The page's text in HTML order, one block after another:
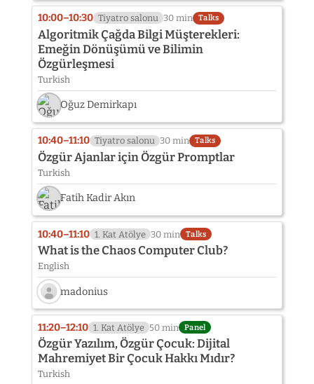
10:00–10:30 Tiyatro salonu 30 min Talks
Algoritmik Çağda Bilgi Müşterekleri:
Emeğin Dönüşümü ve Bilimin
Özgürleşmesi
Turkish
Oğuz Demirkapı
10:40–11:10 Tiyatro salonu 30 min Talks
Özgür Ajanlar için Özgür Promptlar
Turkish
Fatih Kadir Akın
10:40–11:10 1. Kat Atölye 30 min Talks
What is the Chaos Computer Club?
English
Speaker
photo
not
provided
yet:
madonius
madonius
11:20–12:10 1. Kat Atölye 50 min Panel
Özgür Yazılım, Özgür Çocuk: Dijital
Mahremiyet Bir Çocuk Hakkı Mıdır?
Turkish